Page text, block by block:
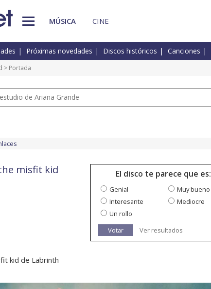
MÚSICA CINE
Próximas novedades Discos históricos Canciones
> Portada
de Ariana Grande
misfit kid El disco te parece que es:
Genial
Muy bueno
Interesante
Mediocre
Un rollo
Votar
Ver resultados
kid de Labrinth